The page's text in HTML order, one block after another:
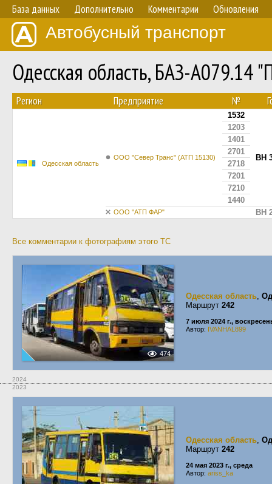
База данных Дополнительно Комментарии Обновления
Автобусный транспорт
Одесская область, БАЗ-
Регион Предприятие №
Одесская область
ООО "Север Транс" (АТП 15130)
1532
BH
1203
1401
2701
2718
7201
7210
1440
ООО "АТП ФАР" BH
Все комментарии к фотографиям этого ТС
474
Одесская область,
Маршрут 242
7 июля 2024 г.,
Автор: IVANHAL899
2024
2023
Одесская область,
Маршрут 242
24 мая 2023 г., среда
Автор: ariss_ka